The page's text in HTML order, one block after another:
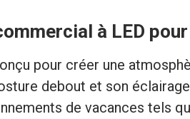
à LED
pour créer une
debout et son
de vacances tels